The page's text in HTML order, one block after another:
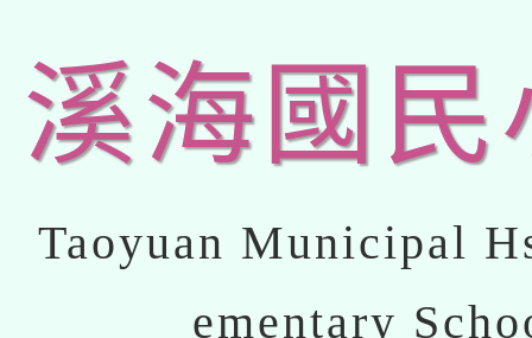
溪海國民
Taoyuan Municipal
ementary